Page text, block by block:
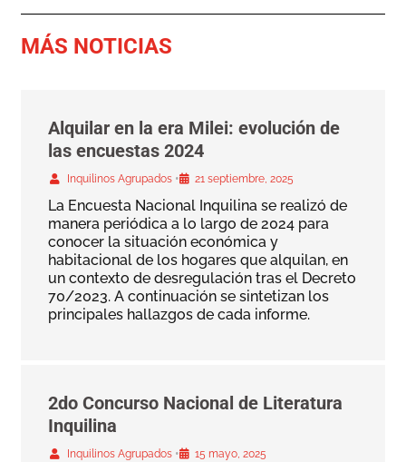
MÁS NOTICIAS
Alquilar en la era Milei: evolución de
las encuestas 2024
Inquilinos Agrupados • 21 septiembre, 2025
La Encuesta Nacional Inquilina se realizó de
manera periódica a lo largo de 2024 para
conocer la situación económica y
habitacional de los hogares que alquilan, en
un contexto de desregulación tras el Decreto
70/2023. A continuación se sintetizan los
principales hallazgos de cada informe.
2do Concurso Nacional de Literatura
Inquilina
Inquilinos Agrupados • 15 mayo, 2025